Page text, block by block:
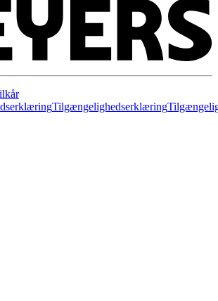
Tilgængelighedserklæring